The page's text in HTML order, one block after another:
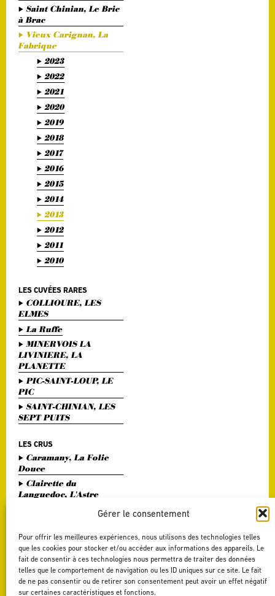
Gérer le consentement
Pour offrir les meilleures expériences, nous utilisons des technologies telles
que les cookies pour stocker et/ou accéder aux informations des appareils. Le
fait de consentir à ces technologies nous permettra de traiter des données
telles que le comportement de navigation ou les ID uniques sur ce site. Le fait
de ne pas consentir ou de retirer son consentement peut avoir un effet négatif
sur certaines caractéristiques et fonctions.
Saint Chinian, Le Bric
à Brac
Vieux Carignan, La
Fabrique
2023
2022
2021
2020
2019
2018
2017
2016
2015
2014
2013
2012
2011
2010
LES CUVÉES RARES
COLLIOURE, LES
ELMES
La Ruffe
MINERVOIS LA
LIVINIERE, LA
PLANETTE
PIC-SAINT-LOUP, LE
PIC
SAINT-CHINIAN, LES
SEPT PUITS
LES CRUS
Caramany, La Folie
Douce
Clairette du
Languedoc, L'Astre
Haute Vallée de l'Orb,
Pézenas, Entre Amis
Saint Chinian, Le
Saint Festin White
Terrasses du Larzac,